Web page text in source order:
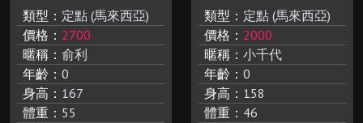
類型： 定點 (馬來西亞)
價格： 2700
暱稱： 俞利
年齡： 0
身高： 167
體重： 55
類型： 定點 (馬來西亞)
價格： 2000
暱稱： 小千代
年齡： 0
身高： 158
體重： 46